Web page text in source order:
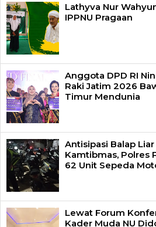
Lathyva Nur
IPPNU Pragaan
Anggota DPD RI
Raki Jatim 2026
Timur Mendunia
Antisipasi Balap
Kamtibmas, Polres
62 Unit Sepeda
Lewat Forum
Kader Muda NU